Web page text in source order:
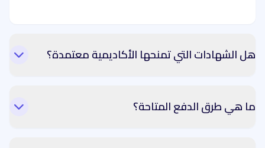
هل الشهادات التي تمنحها الأكاديمية معتمدة؟
ما هي طرق الدفع المتاحة؟